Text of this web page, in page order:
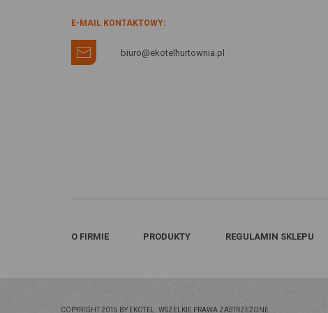
E-MAIL KONTAKTOWY:
biuro@ekotelhurtownia.pl
O FIRMIE PRODUKTY REGULAMIN SKLEPU
COPYRIGHT 2015 BY EKOTEL. WSZELKIE PRAWA ZASTRZEŻONE